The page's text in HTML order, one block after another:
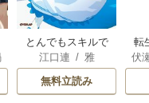
とんでもスキルで
異世界放浪メシ
江口連 / 雅
無料立読み
転
伏